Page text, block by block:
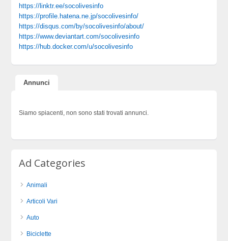
https://linktr.ee/socolivesinfo
https://profile.hatena.ne.jp/socolivesinfo/
https://disqus.com/by/socolivesinfo/about/
https://www.deviantart.com/socolivesinfo
https://hub.docker.com/u/socolivesinfo
Annunci
Siamo spiacenti, non sono stati trovati annunci.
Ad Categories
Animali
Articoli Vari
Auto
Biciclette